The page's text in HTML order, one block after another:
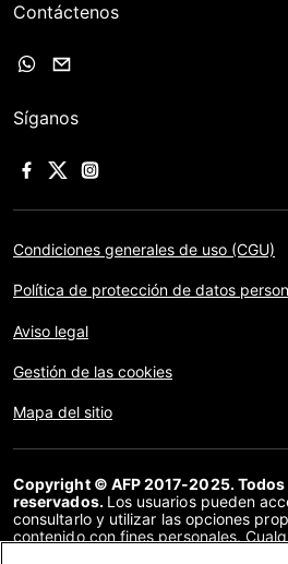
Contáctenos
Síganos
Condiciones generales de uso (CGU)
Política de protección de datos
Aviso legal
Gestión de las cookies
Mapa del sitio
Copyright © AFP 2017-2025.
reservados. Los usuarios pueden
consultarlo y utilizar las opciones
contenido con fines personales.